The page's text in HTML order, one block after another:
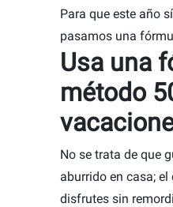
Para que este año
pasamos una
Usa una
método
No se trata de que
aburrido en casa;
disfrutes sin